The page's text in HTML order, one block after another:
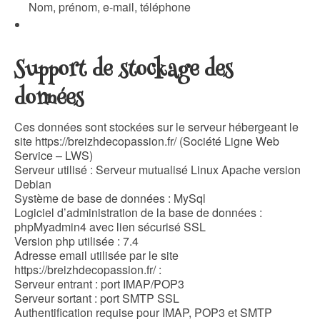
Nom, prénom, e-mail, téléphone
Support de stockage des
données
Ces données sont stockées sur le serveur hébergeant le
site https://breizhdecopassion.fr/ (Société Ligne Web
Service – LWS)
Serveur utilisé : Serveur mutualisé Linux Apache version
Debian
Système de base de données : MySql
Logiciel d’administration de la base de données :
phpMyadmin4 avec lien sécurisé SSL
Version php utilisée : 7.4
Adresse email utilisée par le site
https://breizhdecopassion.fr/ :
Serveur entrant : port IMAP/POP3
Serveur sortant : port SMTP SSL
Authentification requise pour IMAP, POP3 et SMTP